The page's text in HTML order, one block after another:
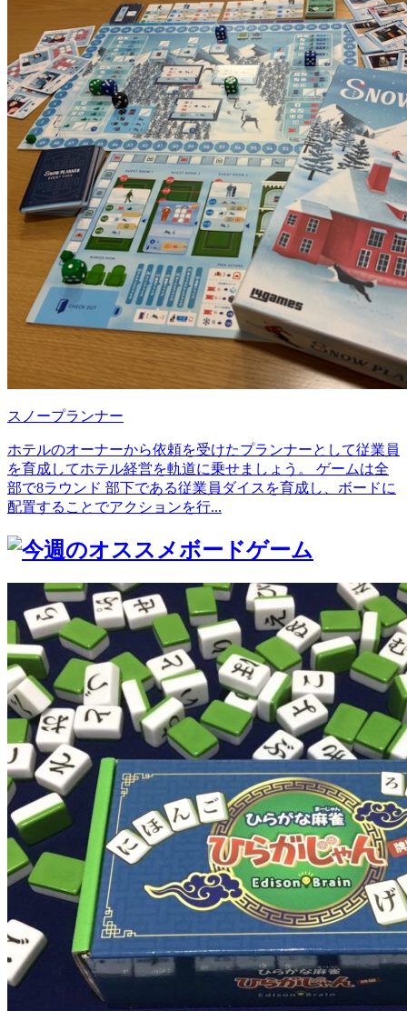
スノープランナー
ホテルのオーナーから依頼を受けたプランナーとして従業員
を育成してホテル経営を軌道に乗せましょう。 ゲームは全
部で8ラウンド 部下である従業員ダイスを育成し、ボードに
配置することでアクションを行...